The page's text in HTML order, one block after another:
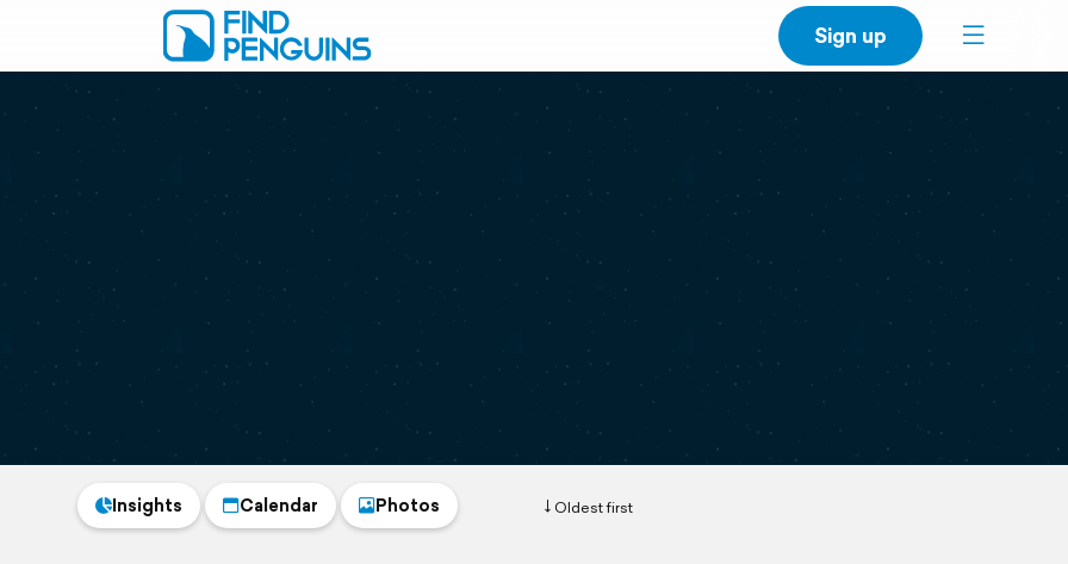
Sign up
Oldest first
Insights Calendar Photos